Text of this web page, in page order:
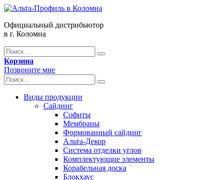
Официальный дистрибьютор
в г. Коломна
Корзина
Позвоните мне
Виды продукции
Сайдинг
Софиты
Мембраны
Формованный сайдинг
Альта-Декор
Система отделки углов
Комплектующие элементы
Корабельная доска
Блокхаус